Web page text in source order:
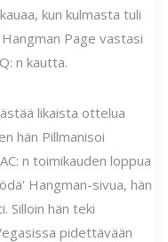
kun kulmasta tuli
Page vastasi
n kautta.
likaista ottelua
hän Pillmanisoi
n toimikauden loppua
Hangman-sivua, hän
Silloin hän teki
pidettävään